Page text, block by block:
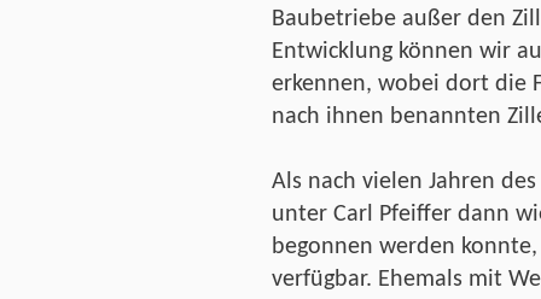
Baubetriebe außer den
Entwicklung können wir
erkennen, wobei dort die
nach ihnen benannten
Als nach vielen Jahren
unter Carl Pfeiffer dann
begonnen werden
verfügbar. Ehemals mit